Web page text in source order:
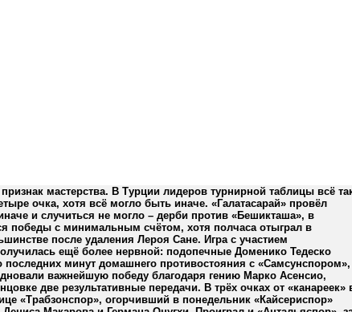
мастерства. В Турции лидеров турнирной таблицы всё
очка, хотя всё могло быть иначе. «Галатасарай» провёл
и случиться не могло – дерби против «Бешикташа», в
победы с минимальным счётом, хотя полчаса отыграл в
после удаления Лероя Сане. Игра с участием
ещё более нервной: подопечные Доменико Тедеско
последних минут домашнего противостояния с «Самсунспором»,
важнейшую победу благодаря гению Марко Асенсио,
две результативные передачи. В трёх очках от «канареек»
«Трабзонспор», огорчивший в понедельник «Кайсериспор»